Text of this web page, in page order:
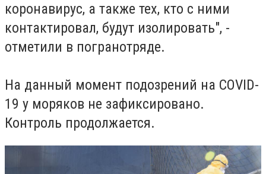
коронавирус, а также тех, кто с ними
контактировал, будут изолировать", -
отметили в погранотряде.
На данный момент подозрений на COVID-
19 у моряков не зафиксировано.
Контроль продолжается.